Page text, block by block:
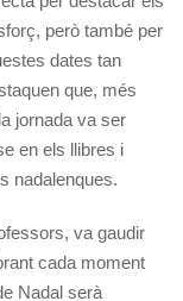
però també per
dates tan
que, més
jornada va ser
en els llibres i
nadalenques.
va gaudir
cada moment
Nadal serà